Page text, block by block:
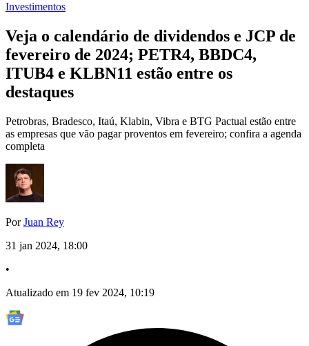
Investimentos
Veja o calendário de dividendos e JCP de
fevereiro de 2024; PETR4, BBDC4,
ITUB4 e KLBN11 estão entre os
destaques
Petrobras, Bradesco, Itaú, Klabin, Vibra e BTG Pactual estão entre
as empresas que vão pagar proventos em fevereiro; confira a agenda
completa
PorJuan Rey
31 jan 2024, 18:00
•
Atualizado em 19 fev 2024, 10:19